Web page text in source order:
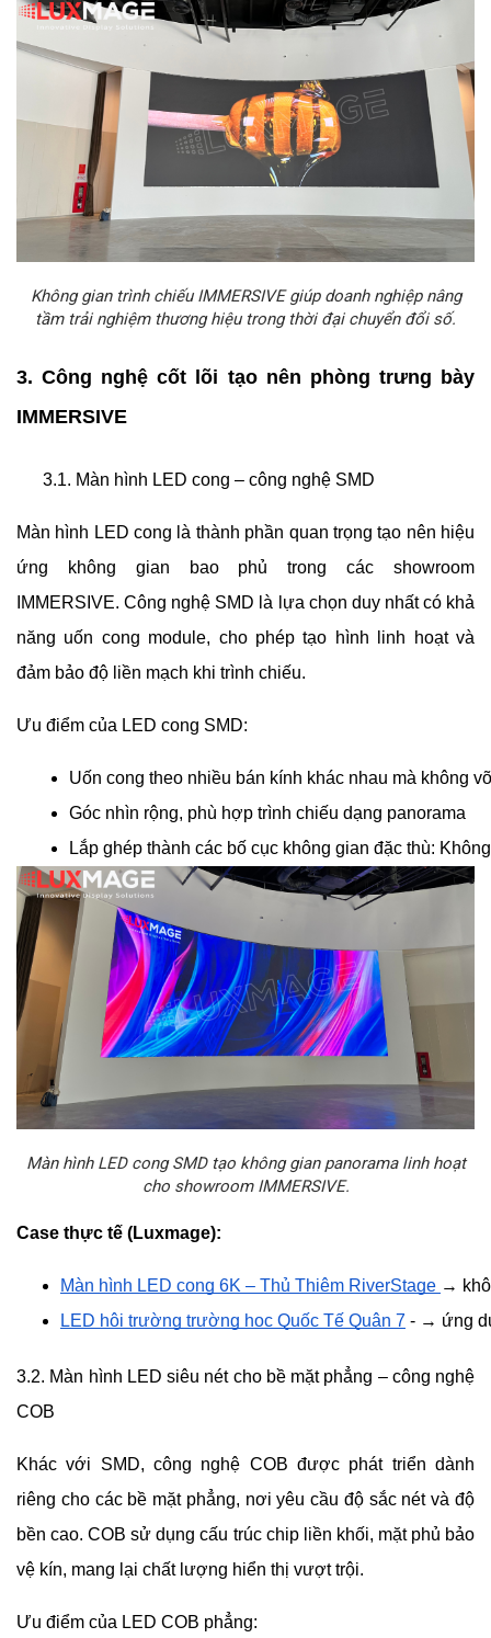
Không gian trình chiếu IMMERSIVE giúp doanh nghiệp nâng
tầm trải nghiệm thương hiệu trong thời đại chuyển đổi số.
3. Công nghệ cốt lõi tạo nên phòng trưng bày
IMMERSIVE
3.1. Màn hình LED cong – công nghệ SMD
Màn hình LED cong là thành phần quan trọng tạo nên hiệu
ứng không gian bao phủ trong các showroom
IMMERSIVE. Công nghệ SMD là lựa chọn duy nhất có khả
năng uốn cong module, cho phép tạo hình linh hoạt và
đảm bảo độ liền mạch khi trình chiếu.
Ưu điểm của LED cong SMD:
Uốn cong theo nhiều bán kính khác nhau mà không
Góc nhìn rộng, phù hợp trình chiếu dạng panorama
Lắp ghép thành các bố cục không gian đặc thù:
Màn hình LED cong SMD tạo không gian panorama linh hoạt
cho showroom IMMERSIVE.
Case thực tế (Luxmage):
Màn hình LED cong 6K – Thủ Thiêm RiverStage →
LED hội trường trường học Quốc Tế Quận 7 - → ứng
3.2. Màn hình LED siêu nét cho bề mặt phẳng – công nghệ
COB
Khác với SMD, công nghệ COB được phát triển dành
riêng cho các bề mặt phẳng, nơi yêu cầu độ sắc nét và độ
bền cao. COB sử dụng cấu trúc chip liền khối, mặt phủ bảo
vệ kín, mang lại chất lượng hiển thị vượt trội.
Ưu điểm của LED COB phẳng: